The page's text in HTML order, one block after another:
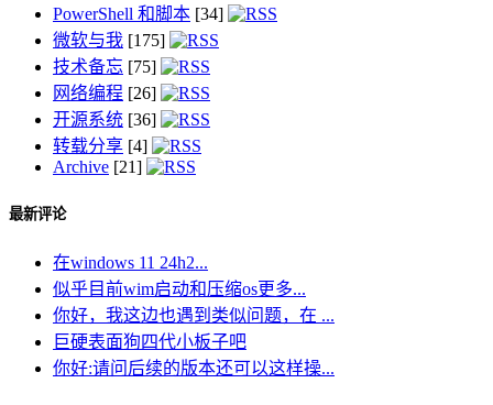
PowerShell 和脚本 [34]
微软与我 [175]
技术备忘 [75]
网络编程 [26]
开源系统 [36]
转载分享 [4]
Archive [21]
最新评论
在windows 11 24h2...
似乎目前wim启动和压缩os更多...
你好，我这边也遇到类似问题，在 ...
巨硬表面狗四代小板子吧
你好:请问后续的版本还可以这样操...